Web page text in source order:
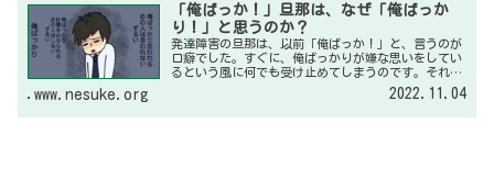
「俺ばっか！」旦那は、なぜ「俺ばっか
り！」と思うのか？
発達障害の旦那は、以前「俺ばっか！」と、言うのが
口癖でした。すぐに、俺ばっかりが嫌な思いをしてい
るという風に何でも受け止めてしまうのです。それ
www.nesuke.org 2022.11.04